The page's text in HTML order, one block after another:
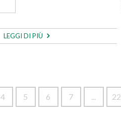
LEGGI DI PIÙ
4 5 6 7 ... 22